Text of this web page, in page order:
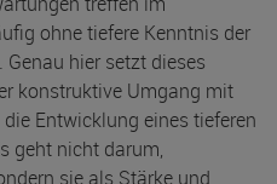
ohne tiefere Kenntnis der
hier setzt dieses
konstruktive Umgang mit
Entwicklung eines tieferen
geht nicht darum,
sie als Stärke und